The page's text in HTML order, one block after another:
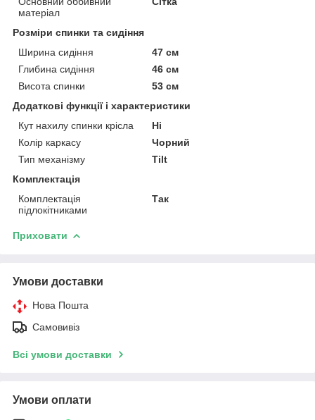
матеріал
Розміри спинки та сидіння
Ширина сидіння
47 см
Глибина сидіння
46 см
Висота спинки
53 см
Додаткові функції і характеристики
Кут нахилу спинки крісла
Ні
Колір каркасу
Чорний
Тип механізму
Tilt
Комплектація
Комплектація
підлокітниками
Так
Приховати
Умови доставки
Нова Пошта
Самовивіз
Всі умови доставки
Умови оплати